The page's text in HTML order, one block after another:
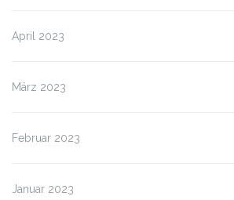
April 2023
März 2023
Februar 2023
Januar 2023